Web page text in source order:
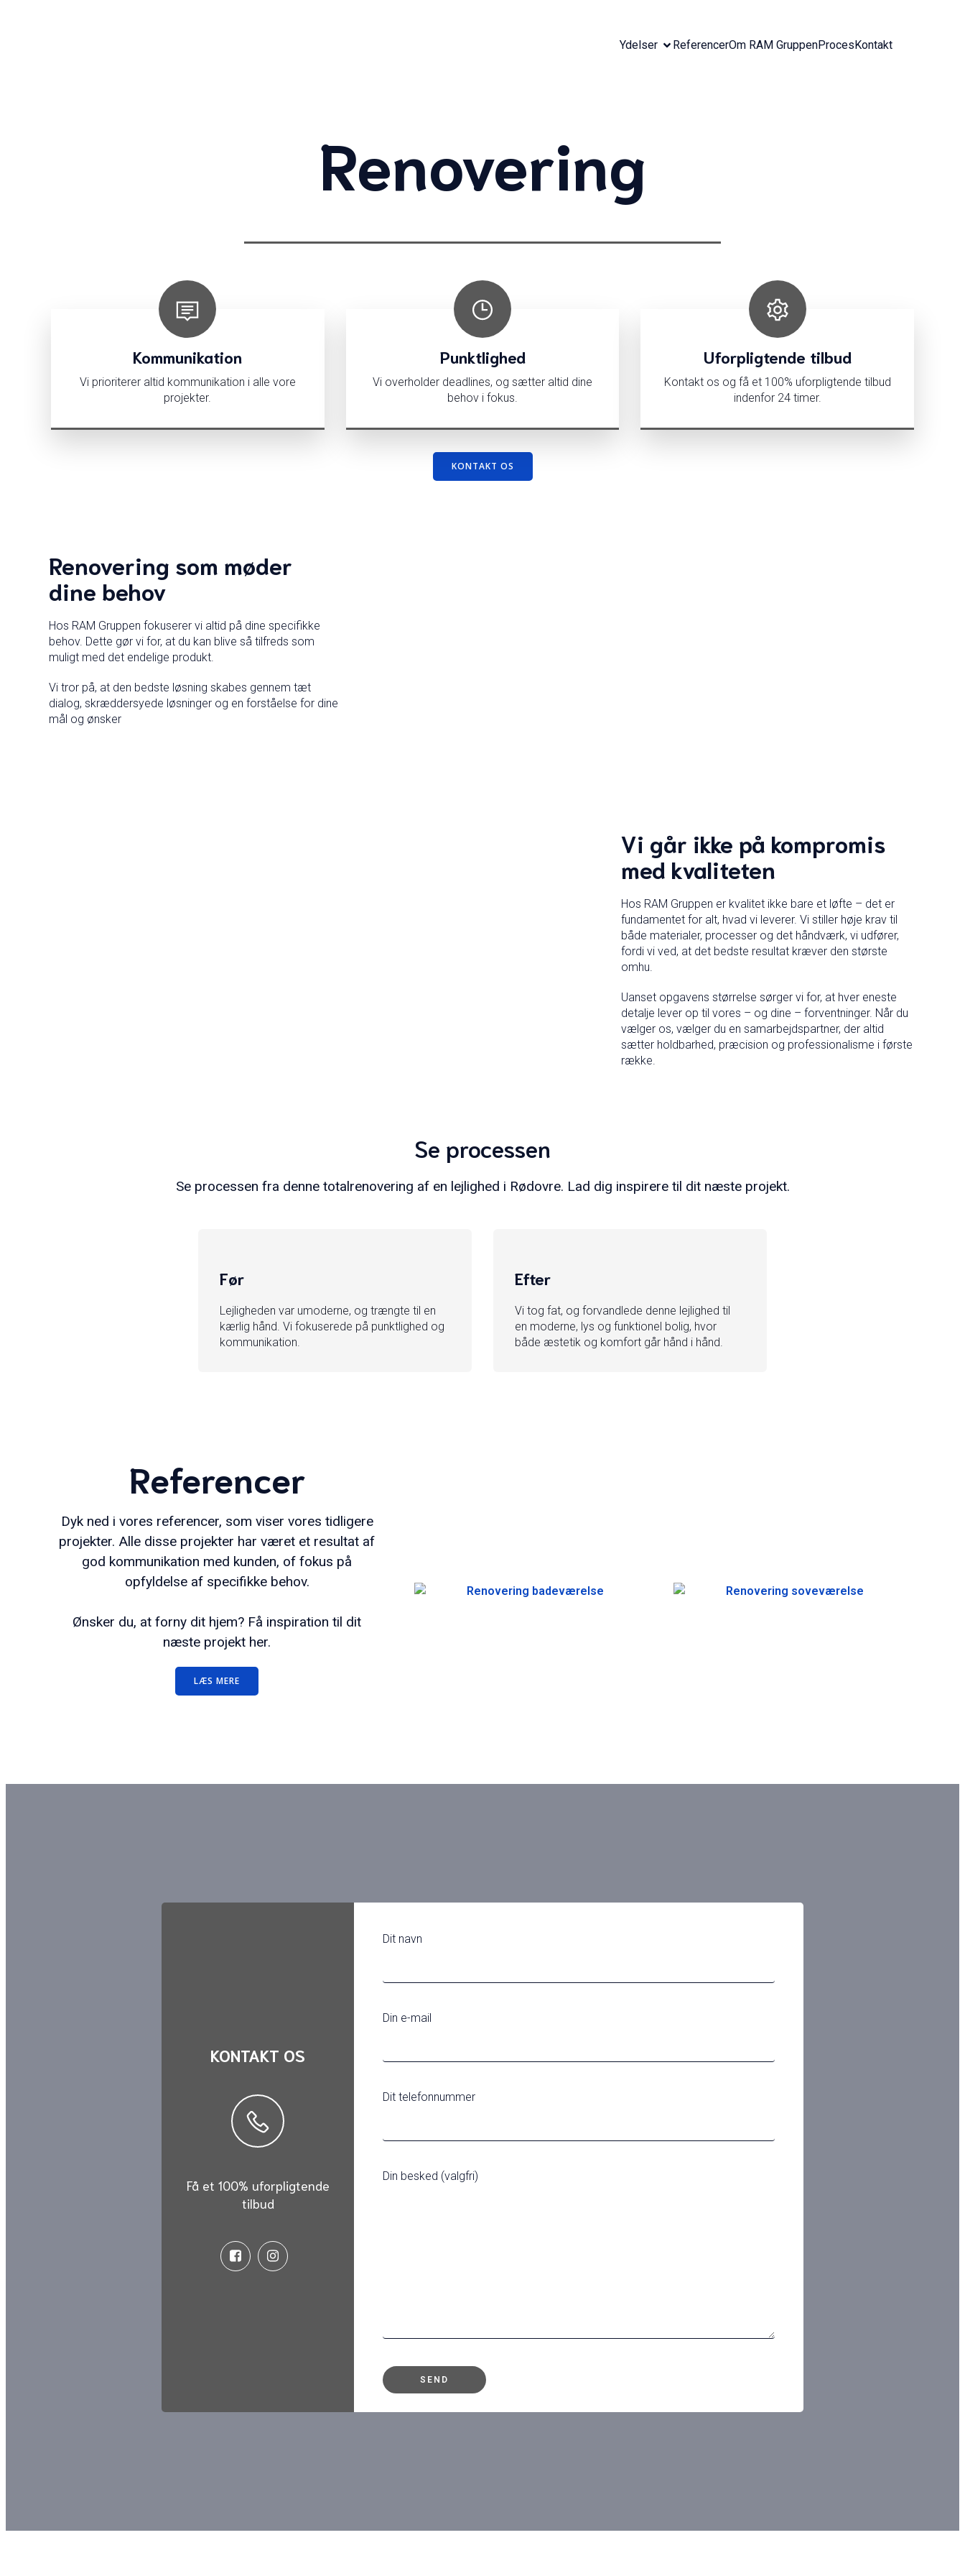
Ydelser ReferencerOm RAM GruppenProcesKontakt
Renovering
Kommunikation
Vi prioriterer altid kommunikation i alle vore
projekter.
Punktlighed
Vi overholder deadlines, og sætter altid dine
behov i fokus.
Uforpligtende tilbud
Kontakt os og få et 100% uforpligtende tilbud
indenfor 24 timer.
KONTAKT OS
Renovering som møder
dine behov
Hos RAM Gruppen fokuserer vi altid på dine specifikke
behov. Dette gør vi for, at du kan blive så tilfreds som
muligt med det endelige produkt.
Vi tror på, at den bedste løsning skabes gennem tæt
dialog, skræddersyede løsninger og en forståelse for dine
mål og ønsker
Vi går ikke på kompromis
med kvaliteten
Hos RAM Gruppen er kvalitet ikke bare et løfte – det er
fundamentet for alt, hvad vi leverer. Vi stiller høje krav til
både materialer, processer og det håndværk, vi udfører,
fordi vi ved, at det bedste resultat kræver den største
omhu.
Uanset opgavens størrelse sørger vi for, at hver eneste
detalje lever op til vores – og dine – forventninger. Når du
vælger os, vælger du en samarbejdspartner, der altid
sætter holdbarhed, præcision og professionalisme i første
række.
Se processen
Se processen fra denne totalrenovering af en lejlighed i Rødovre. Lad dig inspirere til dit næste projekt.
Før
Lejligheden var umoderne, og trængte til en
kærlig hånd. Vi fokuserede på punktlighed og
kommunikation.
Efter
Vi tog fat, og forvandlede denne lejlighed til
en moderne, lys og funktionel bolig, hvor
både æstetik og komfort går hånd i hånd.
Referencer
Dyk ned i vores referencer, som viser vores tidligere
projekter. Alle disse projekter har været et resultat af
god kommunikation med kunden, of fokus på
opfyldelse af specifikke behov.
Ønsker du, at forny dit hjem? Få inspiration til dit
næste projekt her.
LÆS MERE
KONTAKT OS
Få et 100% uforpligtende
tilbud
Dit navn
Din e-mail
Dit telefonnummer
Din besked (valgfri)